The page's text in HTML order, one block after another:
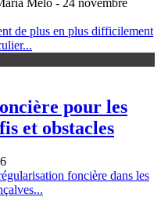
Melo - 24 novembre
de plus en plus difficilement
pour les
et obstacles
foncière dans les